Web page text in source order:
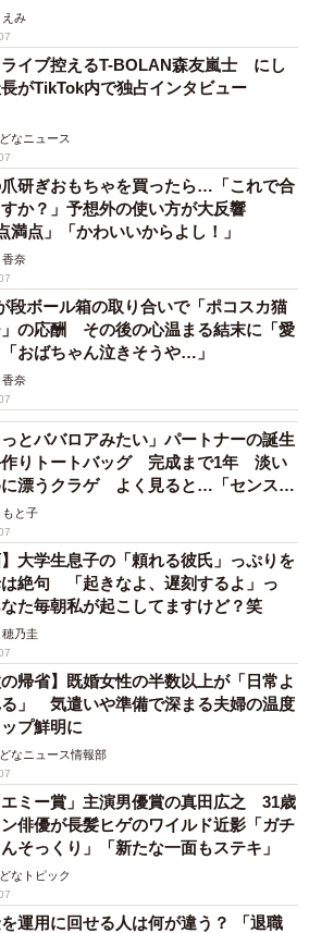
えみ
ライブ控えるT-BOLAN森友嵐士 にし
がTikTok内で独占インタビュー
なニュース
研ぎおもちゃを買ったら…「これで合
すか？」予想外の使い方が大反響
満点」「かわいいからよし！」
香奈
段ボール箱の取り合いで「ポコスカ猫
の応酬 その後の心温まる結末に「愛
おばちゃん泣きそうや…」
香奈
っとババロアみたい」パートナーの誕生
作りトートバッグ 完成まで1年 淡い
漂うクラゲ よく見ると…「センスす
もと子
】大学生息子の「頼れる彼氏」っぷりを
は絶句 「起きなよ、遅刻するよ」っ
た毎朝私が起こしてますけど？笑
穂乃圭
の帰省】既婚女性の半数以上が「日常よ
る」 気遣いや準備で深まる夫婦の温度
プ鮮明に
なニュース情報部
ミー賞」主演男優賞の真田広之 31歳
俳優が長髪ヒゲのワイルド近影「ガチ
そっくり」「新たな一面もステキ」
なトピック
運用に回せる人は何が違う？ 「退職